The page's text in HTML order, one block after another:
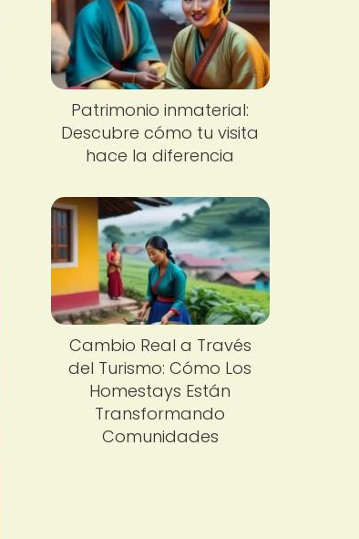
Patrimonio inmaterial:
Descubre cómo tu visita
hace la diferencia
Cambio Real a Través
del Turismo: Cómo Los
Homestays Están
Transformando
Comunidades